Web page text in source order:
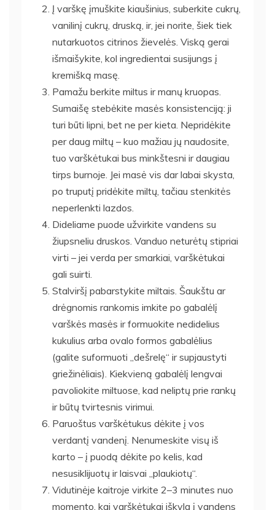
Į varškę įmuškite kiaušinius, suberkite cukrų,
vanilinį cukrų, druską, ir, jei norite, šiek tiek
nutarkuotos citrinos žievelės. Viską gerai
išmaišykite, kol ingredientai susijungs į
kremišką masę.
Pamažu berkite miltus ir manų kruopas.
Sumaišę stebėkite masės konsistenciją: ji
turi būti lipni, bet ne per kieta. Nepridėkite
per daug miltų – kuo mažiau jų naudosite,
tuo varškėtukai bus minkštesni ir daugiau
tirps burnoje. Jei masė vis dar labai skysta,
po truputį pridėkite miltų, tačiau stenkitės
neperlenkti lazdos.
Dideliame puode užvirkite vandens su
žiupsneliu druskos. Vanduo neturėtų stipriai
virti – jei verda per smarkiai, varškėtukai
gali suirti.
Stalviršį pabarstykite miltais. Šaukštu ar
drėgnomis rankomis imkite po gabalėlį
varškės masės ir formuokite nedidelius
kukulius arba ovalo formos gabalėlius
(galite suformuoti „dešrelę“ ir supjaustyti
griežinėliais). Kiekvieną gabalėlį lengvai
pavoliokite miltuose, kad neliptų prie rankų
ir būtų tvirtesnis virimui.
Paruoštus varškėtukus dėkite į vos
verdantį vandenį. Nenumeskite visų iš
karto – į puodą dėkite po kelis, kad
nesusiklijuotų ir laisvai „plaukiotų“.
Vidutinėje kaitroje virkite 2–3 minutes nuo
momento, kai varškėtukai iškyla į vandens